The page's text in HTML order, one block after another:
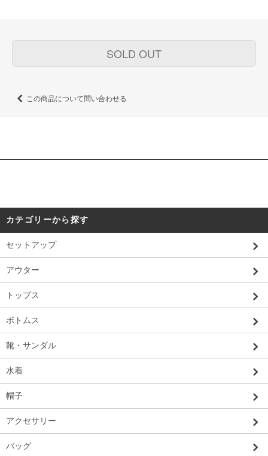
SOLD OUT
この商品について問い合わせる
カテゴリーから探す
セットアップ
アウター
トップス
ボトムス
靴・サンダル
水着
帽子
アクセサリー
バッグ